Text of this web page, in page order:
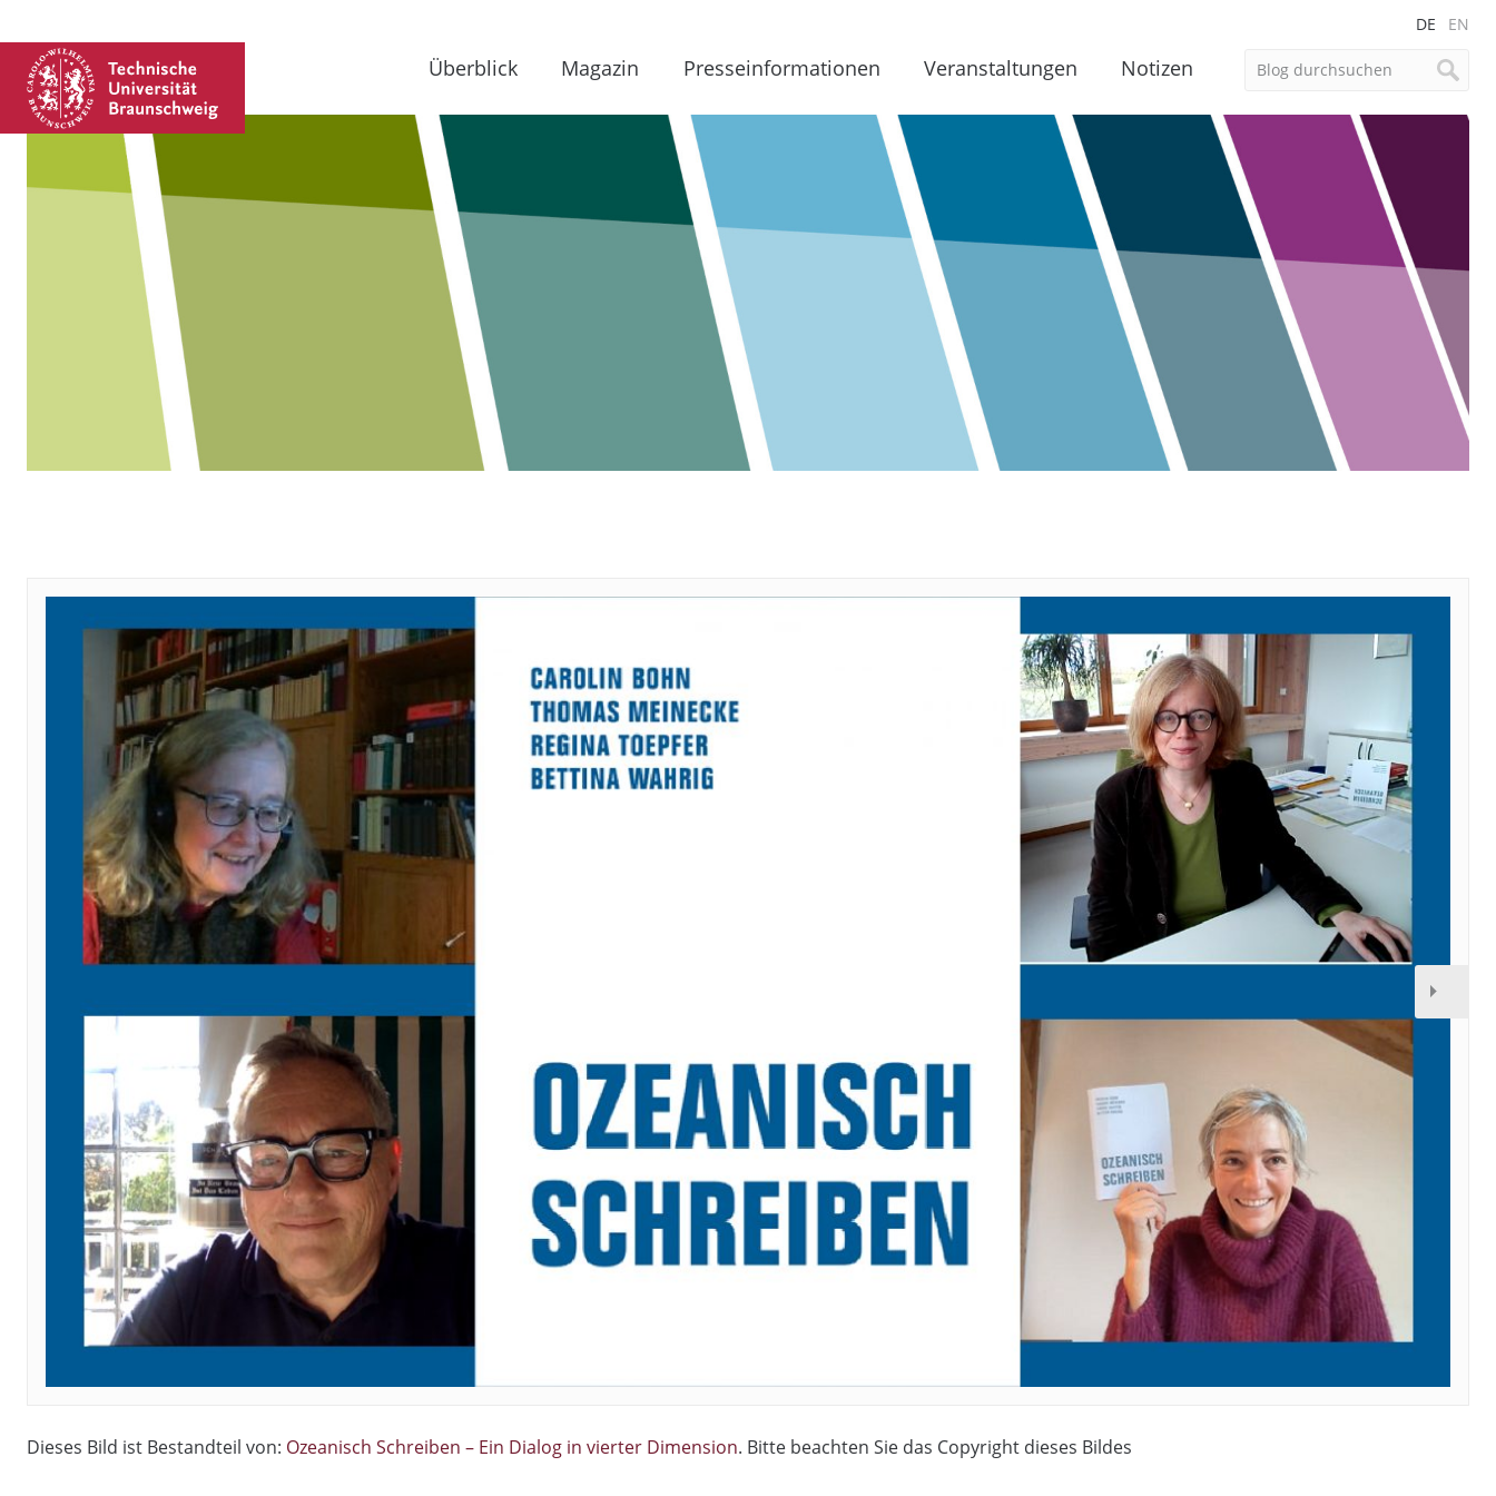
DE EN
Überblick Magazin Presseinformationen Veranstaltungen Notizen
Dieses Bild ist Bestandteil von: Ozeanisch Schreiben – Ein Dialog in vierter Dimension. Bitte beachten Sie das Copyright dieses Bildes